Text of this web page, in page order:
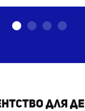
для